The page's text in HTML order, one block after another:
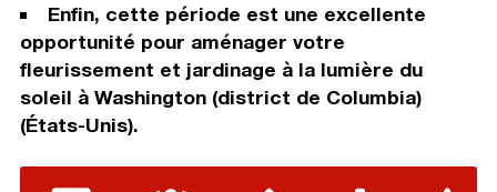
Enfin, cette période est une excellente
opportunité pour aménager votre
fleurissement et jardinage à la lumière du
soleil à Washington (district de Columbia)
(États-Unis).